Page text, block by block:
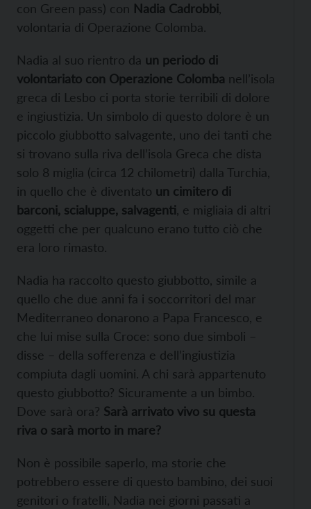
con Green pass) con Nadia Cadrobbi
volontaria di Operazione Colomba.
Nadia al suo rientro da un periodo di
volontariato con Operazione Colomba nell’isola
greca di Lesbo ci porta storie terribili di dolore
e ingiustizia. Un simbolo di questo dolore è un
piccolo giubbotto salvagente, uno dei tanti che
si trovano sulla riva dell’isola Greca che dista
solo 8 miglia (circa 12 chilometri) dalla Turchia,
in quello che è diventato un cimitero di
barconi, scialuppe, salvagenti , e migliaia di altri
oggetti che per qualcuno erano tutto ciò che
era loro rimasto.
Nadia ha raccolto questo giubbotto, simile a
quello che due anni fa i soccorritori del mar
Mediterraneo donarono a Papa Francesco, e
che lui mise sulla Croce: sono due simboli –
disse – della sofferenza e dell’ingiustizia
compiuta dagli uomini. A chi sarà appartenuto
questo giubbotto? Sicuramente a un bimbo.
Dove sarà ora? Sarà arrivato vivo su questa
riva o sarà morto in mare?
Non è possibile saperlo, ma storie che
potrebbero essere di questo bambino, dei suoi
genitori o fratelli, Nadia nei giorni passati a